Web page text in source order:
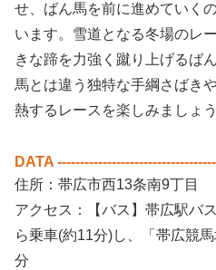
せ、ばん馬を前に進めていく
います。雪道となる冬場のレ
きな蹄を力強く蹴り上げるば
馬とは違う独特な手綱さばき
熱するレースを楽しみましょう
DATA
住所：帯広市西13条南9丁目
アクセス：【バス】帯広駅バ
ら乗車(約11分)し、「帯広競
分